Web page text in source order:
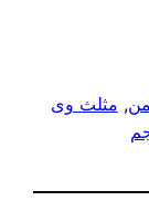
, مثلث وی